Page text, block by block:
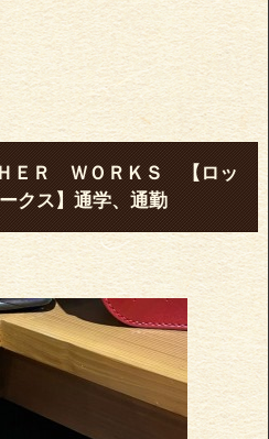
ＥＲ ＷＯＲＫＳ 【ロッ
クス】通学、通勤